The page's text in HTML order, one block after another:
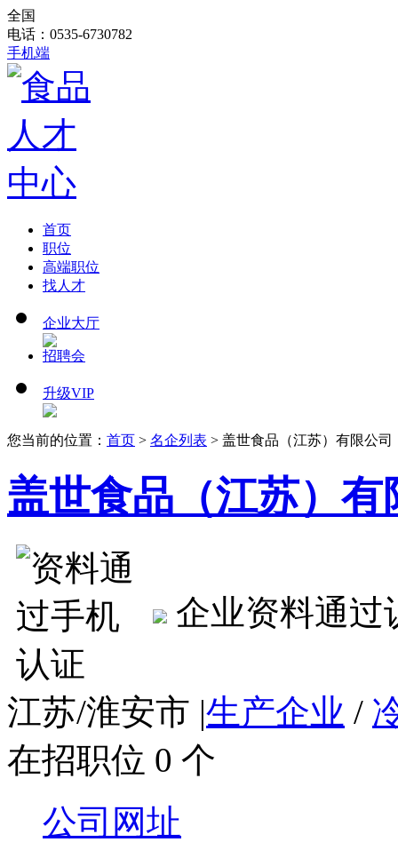
全国
电话：0535-6730782
手机端
首页
职位
高端职位
找人才
企业大厅
招聘会
升级VIP
您当前的位置： 首页 > 名企列表 > 盖世食品（江苏）有限公司
盖世食品（江苏）有
企业资料通过
江苏/淮安市 |生产企业 /
在招职位 0 个
公司网址